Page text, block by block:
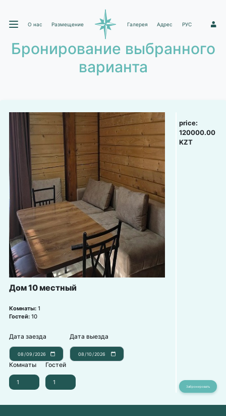
О нас Размещение Галерея Адрес РУС 1
Бронирование выбранного
варианта
Дом 10 местный
Комнаты: 1
Гостей: 10
Дата заезда Дата выезда
Комнаты Гостей
price:
120000.00
KZT